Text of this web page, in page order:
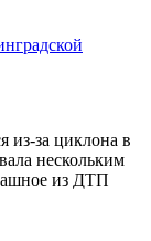
из-за циклона в
нескольким
из ДТП